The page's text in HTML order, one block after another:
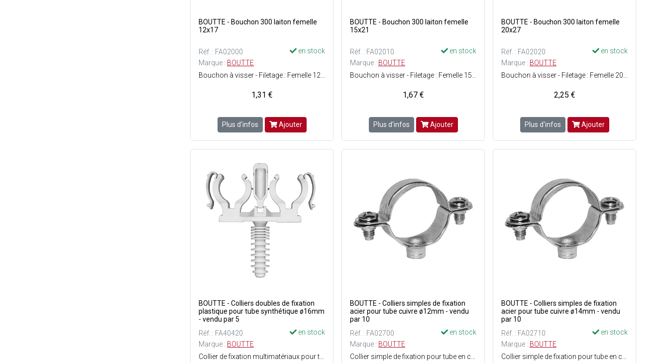
BOUTTE - Bouchon 300 laiton femelle
12x17
Réf. : FA02000
en stock
Marque : BOUTTE
1,31 €
Plus d'infos Ajouter
BOUTTE - Bouchon 300 laiton femelle
15x21
Réf. : FA02010
en stock
Marque : BOUTTE
1,67 €
Plus d'infos Ajouter
BOUTTE - Bouchon 300 laiton femelle
20x27
Réf. : FA02020
en stock
Marque : BOUTTE
2,25 €
Plus d'infos Ajouter
BOUTTE - Colliers doubles de fixation
plastique pour tube synthétique ø16mm
- vendu par 5
Réf. : FA40420
en stock
Marque : BOUTTE
BOUTTE - Colliers simples de fixation
acier pour tube cuivre ø12mm - vendu
par 10
Réf. : FA02700
en stock
Marque : BOUTTE
BOUTTE - Colliers simples de fixation
acier pour tube cuivre ø14mm - vendu
par 10
Réf. : FA02710
en stock
Marque : BOUTTE